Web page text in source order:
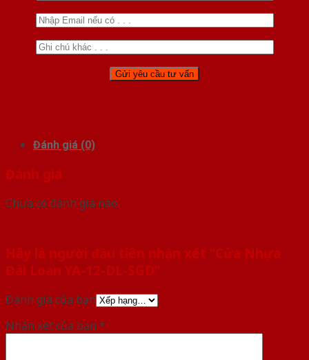
Đánh giá (0)
Đánh giá
Chưa có đánh giá nào.
Hãy là người đầu tiên nhận xét “Cửa Nhựa
Đài Loan YA-12-DL-SGD”
Đánh giá của bạn
Nhận xét của bạn *